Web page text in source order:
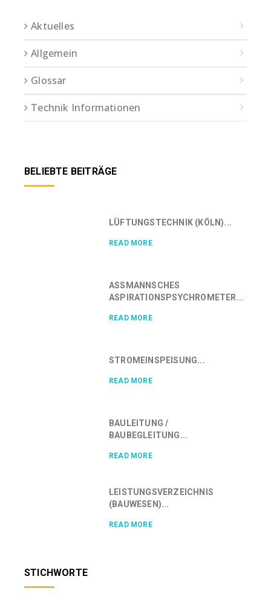
Aktuelles
Allgemein
Glossar
Technik Informationen
BELIEBTE BEITRÄGE
LÜFTUNGSTECHNIK (KÖLN)...
READ MORE
ASSMANNSCHES
ASPIRATIONSPSYCHROMETER...
READ MORE
STROMEINSPEISUNG...
READ MORE
BAULEITUNG /
BAUBEGLEITUNG...
READ MORE
LEISTUNGSVERZEICHNIS
(BAUWESEN)...
READ MORE
STICHWORTE